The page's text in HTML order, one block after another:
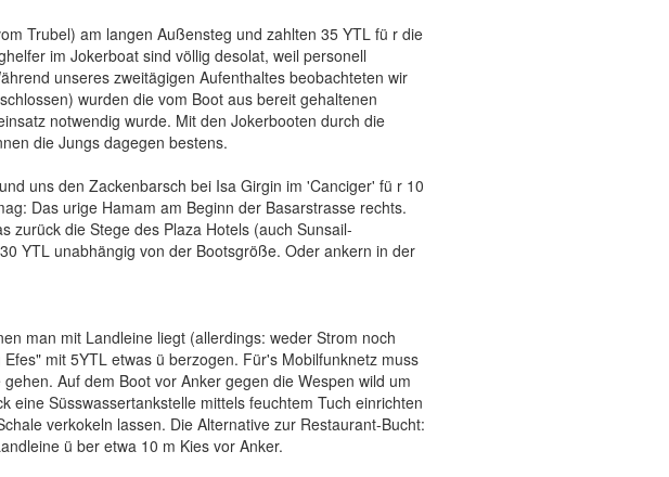
Trubel) am langen Außensteg und zahlten 35 YTL fü r die
im Jokerboat sind völlig desolat, weil personell
unseres zweitägigen Aufenthaltes beobachteten wir
wurden die vom Boot aus bereit gehaltenen
notwendig wurde. Mit den Jokerbooten durch die
die Jungs dagegen bestens.
uns den Zackenbarsch bei Isa Girgin im 'Canciger' fü r 10
Das urige Hamam am Beginn der Basarstrasse rechts.
zurück die Stege des Plaza Hotels (auch Sunsail-
YTL unabhängig von der Bootsgröße. Oder ankern in der
man mit Landleine liegt (allerdings: weder Strom noch
mit 5YTL etwas ü berzogen. Für's Mobilfunknetz muss
Auf dem Boot vor Anker gegen die Wespen wild um
eine Süsswassertankstelle mittels feuchtem Tuch einrichten
verkokeln lassen. Die Alternative zur Restaurant-Bucht:
ü ber etwa 10 m Kies vor Anker.